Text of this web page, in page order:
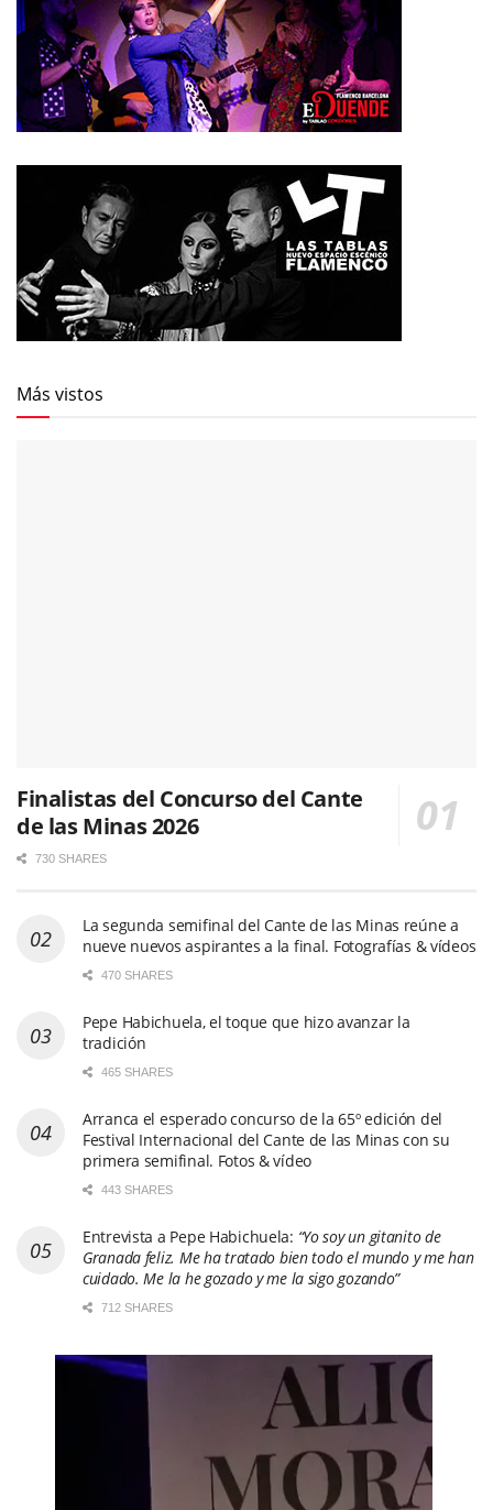
Más vistos
Finalistas del Concurso del Cante
de las Minas 2026
730 SHARES
La segunda semifinal del Cante de las Minas reúne a
nueve nuevos aspirantes a la final. Fotografías & vídeos
470 SHARES
Pepe Habichuela, el toque que hizo avanzar la
tradición
465 SHARES
Arranca el esperado concurso de la 65º edición del
Festival Internacional del Cante de las Minas con su
primera semifinal. Fotos & vídeo
443 SHARES
Entrevista a Pepe Habichuela: “Yo soy un gitanito de
Granada feliz. Me ha tratado bien todo el mundo y me han
cuidado. Me la he gozado y me la sigo gozando”
712 SHARES